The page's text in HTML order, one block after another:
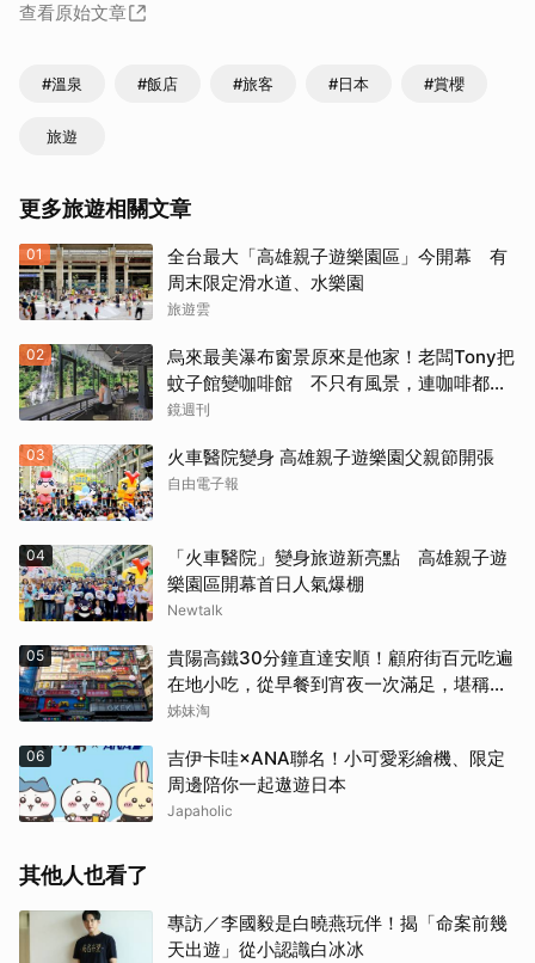
查看原始文章
#溫泉 #飯店 #旅客 #日本 #賞櫻
旅遊
更多旅遊相關文章
01
全台最大「高雄親子遊樂園區」今開幕 有
周末限定滑水道、水樂園
旅遊雲
02
烏來最美瀑布窗景原來是他家！老闆Tony把
蚊子館變咖啡館 不只有風景，連咖啡都好
喝到讓人想再來
鏡週刊
03 火車醫院變身 高雄親子遊樂園父親節開張
自由電子報
04
「火車醫院」變身旅遊新亮點 高雄親子遊
樂園區開幕首日人氣爆棚
Newtalk
05
貴陽高鐵30分鐘直達安順！顧府街百元吃遍
在地小吃，從早餐到宵夜一次滿足，堪稱貴
州「小吃王國」
姊妹淘
06
吉伊卡哇×ANA聯名！小可愛彩繪機、限定
周邊陪你一起遨遊日本
Japaholic
其他人也看了
專訪／李國毅是白曉燕玩伴！揭「命案前幾
天出遊」從小認識白冰冰